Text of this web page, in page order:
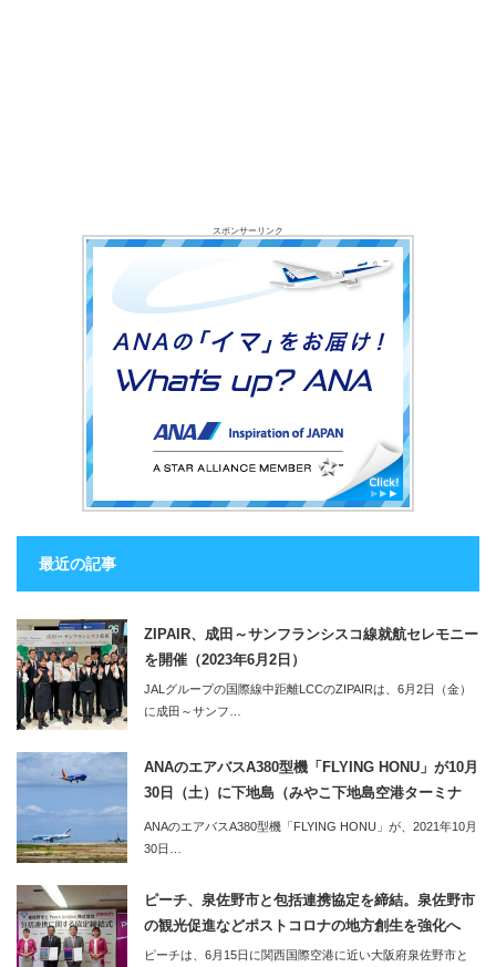
スポンサーリンク
最近の記事
ZIPAIR、成田～サンフランシスコ線就航セレモニー
を開催（2023年6月2日）
JALグループの国際線中距離LCCのZIPAIRは、6月2日（金）
に成田～サンフ…
ANAのエアバスA380型機「FLYING HONU」が10月
30日（土）に下地島（みやこ下地島空港ターミナ
ル）へ。同便利用のツアーの2泊3日のツアーも販売
開始
ANAのエアバスA380型機「FLYING HONU」が、2021年10月
30日…
ピーチ、泉佐野市と包括連携協定を締結。泉佐野市
の観光促進などポストコロナの地方創生を強化へ
ピーチは、6月15日に関西国際空港に近い大阪府泉佐野市と